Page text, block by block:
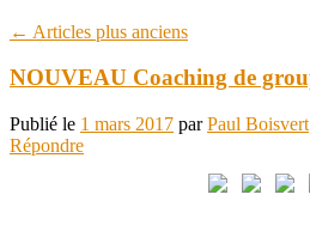
← Articles plus anciens
NOUVEAU Coaching de
Publié le 1 mars 2017 parPaul Boisvert
Répondre